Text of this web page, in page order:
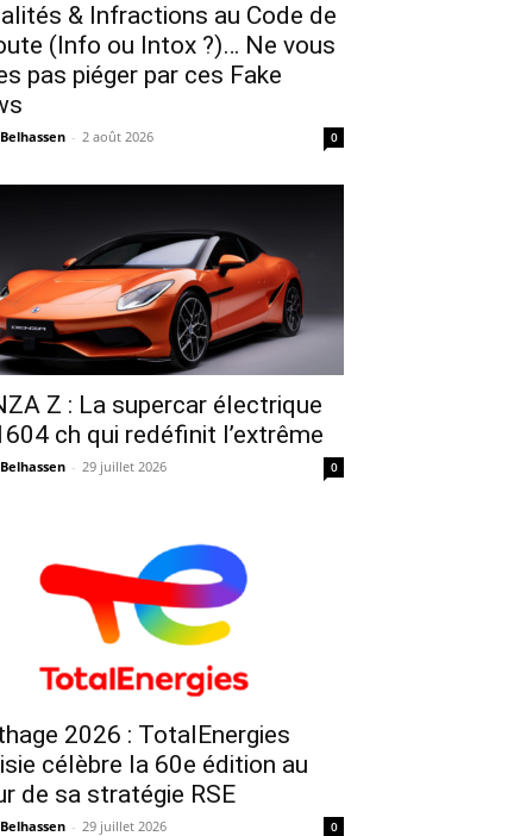
& Infractions au Code de
(Info ou Intox ?)… Ne vous
pas piéger par ces Fake
- 2 août 2026 0
Z : La supercar électrique
ch qui redéfinit l’extrême
- 29 juillet 2026 0
2026 : TotalEnergies
célèbre la 60e édition au
de sa stratégie RSE
- 29 juillet 2026 0